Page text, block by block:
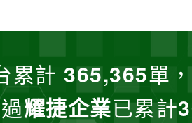
累計 365,365單
耀捷企業已累計